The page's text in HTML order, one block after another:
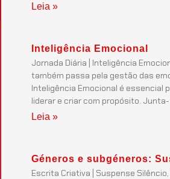
Leia »
Inteligência Emocional
Jornada Diária | Inteligência
também passa pela gestão das
Inteligência Emocional é essencial
liderar e criar com propósito.
Leia »
Géneros e subgéneros:
Escrita Criativa | Suspense